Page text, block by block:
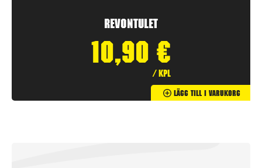
Revontulet
10,90 €
/ kpl
Lägg Till I Varukorg